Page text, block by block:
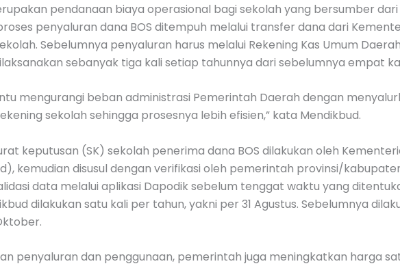
pendanaan biaya operasional bagi sekolah yang bersumber dari
penyaluran dana BOS ditempuh melalui transfer dana dari
Sebelumnya penyaluran harus melalui Rekening Kas Umum
sebanyak tiga kali setiap tahunnya dari sebelumnya empat
mengurangi beban administrasi Pemerintah Daerah dengan
sekolah sehingga prosesnya lebih efisien,” kata Mendikbud.
keputusan (SK) sekolah penerima dana BOS dilakukan oleh
kemudian disusul dengan verifikasi oleh pemerintah provinsi/
data melalui aplikasi Dapodik sebelum tenggat waktu yang
dilakukan satu kali per tahun, yakni per 31 Agustus. Sebelumnya
penyaluran dan penggunaan, pemerintah juga meningkatkan harga